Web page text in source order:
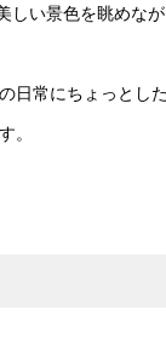
しい景色を眺めな
日常にちょっとし
。